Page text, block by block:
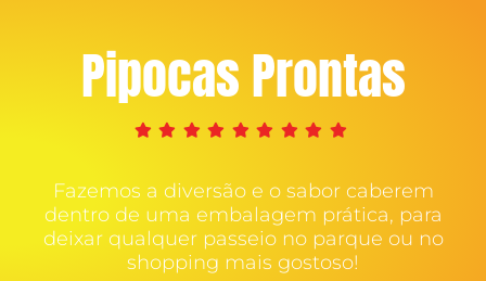
Pipocas Prontas
Fazemos a diversão e o sabor caberem
dentro de uma embalagem prática, para
deixar qualquer passeio no parque ou no
shopping mais gostoso!